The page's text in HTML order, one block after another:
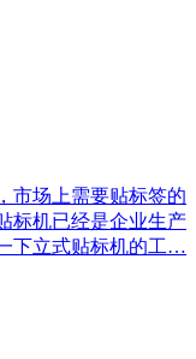
市场上需要贴标签的
标机已经是企业生产
下立式贴标机的工…